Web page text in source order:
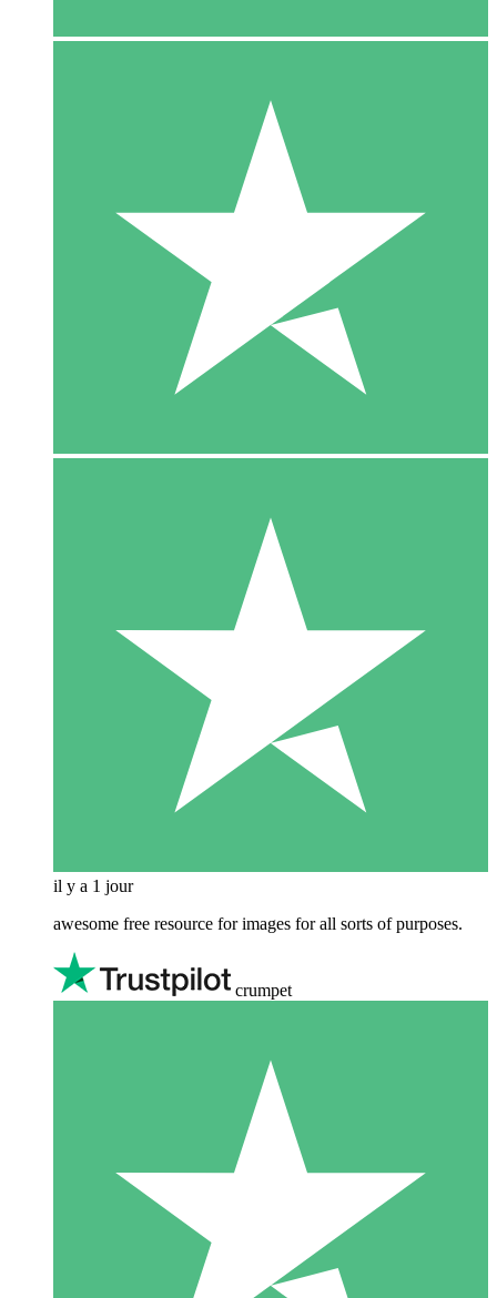
il y a 1 jour
awesome free resource for images for all sorts of purposes.
crumpet